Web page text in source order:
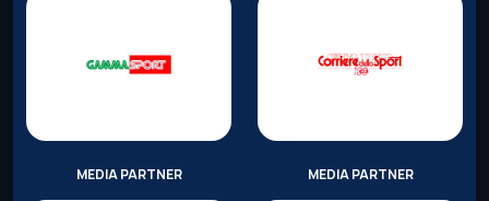
MEDIA PARTNER MEDIA PARTNER